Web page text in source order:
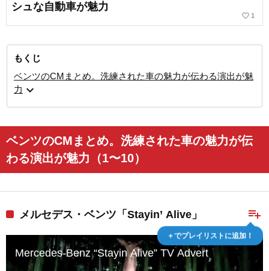
シュな自動車が魅力
favorite_border 1
もくじ
ベンツのCMまとめ。洗練された車の魅力が伝わる演出が魅
力 expand_more
ベンツのCMまとめ。洗練された車の魅力が伝
わる演出が魅力（1〜10）
playlist_add
＋でプレイリストに追加！
メルセデス・ベンツ「Stayin’ Alive」
Mercedes-Benz “Stayin Alive” TV Advert